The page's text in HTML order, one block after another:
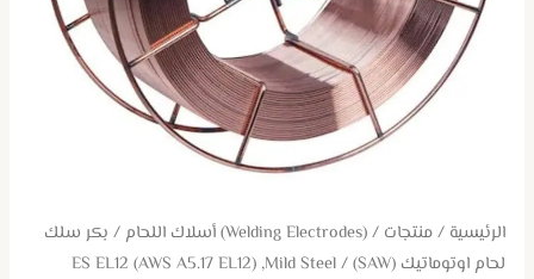
الرئيسية /منتجات /(Welding Electrodes) أسلاك اللحام / بكر سلك
لحام اوتوماتيك (SAW)
/ ES EL12 (AWS A5.17 EL12) ,Mild Steel